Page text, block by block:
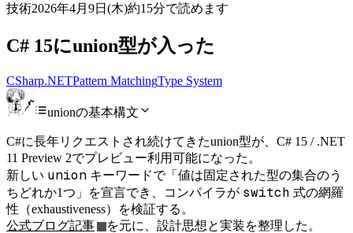
技術2026年4月9日(木)約15分で読めます
C# 15にunion型が入った
CSharp.NETPattern MatchingType System
unionの基本構文
C#に長年リクエストされ続けてきたunion型が、C# 15 / .NET
11 Preview 2でプレビュー利用可能になった。
新しい union キーワードで「値は固定された型の集合のう
ちどれか1つ」を宣言でき、コンパイラが switch 式の網羅
性（exhaustiveness）を検証する。
公式ブログ記事
を元に、設計思想と実装を整理した。